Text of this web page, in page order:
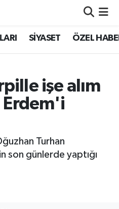
SİYASET ÖZEL
işe alım
Erdem'i
Turhan
son günlerde yaptığı
Haritası
ve Fikstür